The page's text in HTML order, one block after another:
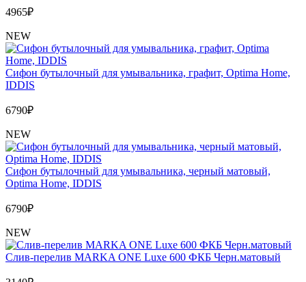
4965₽
NEW
Сифон бутылочный для умывальника, графит, Optima Home,
IDDIS
6790₽
NEW
Сифон бутылочный для умывальника, черный матовый,
Optima Home, IDDIS
6790₽
NEW
Слив-перелив MARKA ONE Luxe 600 ФКБ Черн.матовый